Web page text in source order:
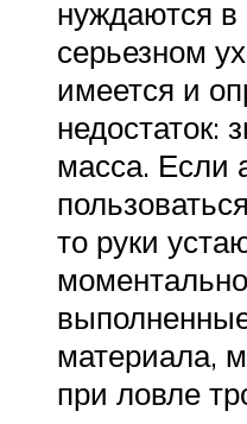
нуждаются
серьезном
имеется и
недостаток:
масса. Если
то руки
материала,
при ловле